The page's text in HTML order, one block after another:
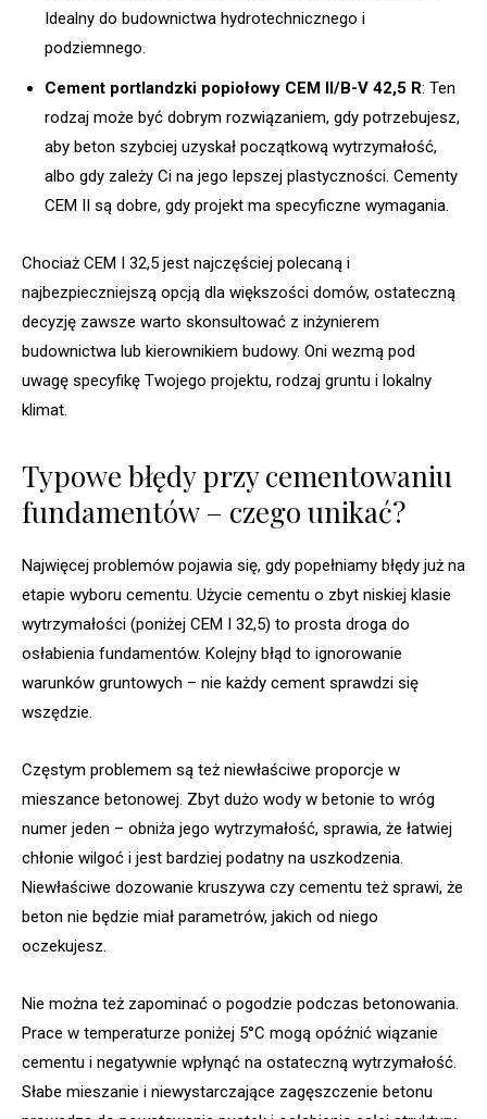
Idealny do budownictwa hydrotechnicznego i
podziemnego.
Cement portlandzki popiołowy CEM II/B-V 42,5 R: Ten
rodzaj może być dobrym rozwiązaniem, gdy potrzebujesz,
aby beton szybciej uzyskał początkową wytrzymałość,
albo gdy zależy Ci na jego lepszej plastyczności. Cementy
CEM II są dobre, gdy projekt ma specyficzne wymagania.
Chociaż CEM I 32,5 jest najczęściej polecaną i
najbezpieczniejszą opcją dla większości domów, ostateczną
decyzję zawsze warto skonsultować z inżynierem
budownictwa lub kierownikiem budowy. Oni wezmą pod
uwagę specyfikę Twojego projektu, rodzaj gruntu i lokalny
klimat.
Typowe błędy przy cementowaniu
fundamentów – czego unikać?
Najwięcej problemów pojawia się, gdy popełniamy błędy już na
etapie wyboru cementu. Użycie cementu o zbyt niskiej klasie
wytrzymałości (poniżej CEM I 32,5) to prosta droga do
osłabienia fundamentów. Kolejny błąd to ignorowanie
warunków gruntowych – nie każdy cement sprawdzi się
wszędzie.
Częstym problemem są też niewłaściwe proporcje w
mieszance betonowej. Zbyt dużo wody w betonie to wróg
numer jeden – obniża jego wytrzymałość, sprawia, że łatwiej
chłonie wilgoć i jest bardziej podatny na uszkodzenia.
Niewłaściwe dozowanie kruszywa czy cementu też sprawi, że
beton nie będzie miał parametrów, jakich od niego
oczekujesz.
Nie można też zapominać o pogodzie podczas betonowania.
Prace w temperaturze poniżej 5°C mogą opóźnić wiązanie
cementu i negatywnie wpłynąć na ostateczną wytrzymałość.
Słabe mieszanie i niewystarczające zagęszczenie betonu